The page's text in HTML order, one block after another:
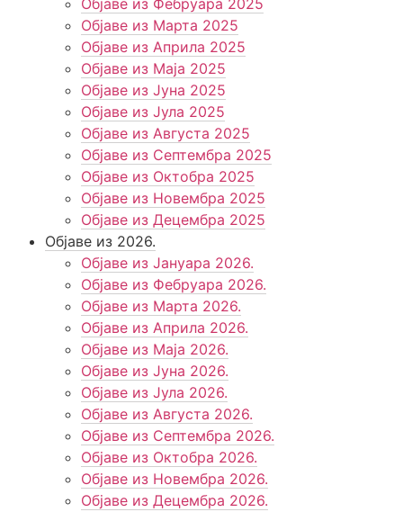
Објаве из Фебруара 2025
Објаве из Марта 2025
Објаве из Априла 2025
Објаве из Маја 2025
Објаве из Јуна 2025
Објаве из Јула 2025
Објаве из Августа 2025
Објаве из Септембра 2025
Објаве из Октобра 2025
Објаве из Новембра 2025
Објаве из Децембра 2025
Објаве из 2026.
Објаве из Јануара 2026.
Објаве из Фебруара 2026.
Објаве из Марта 2026.
Објаве из Априла 2026.
Објаве из Маја 2026.
Објаве из Јуна 2026.
Објаве из Јула 2026.
Објаве из Августа 2026.
Објаве из Септембра 2026.
Објаве из Октобра 2026.
Објаве из Новембра 2026.
Објаве из Децембра 2026.